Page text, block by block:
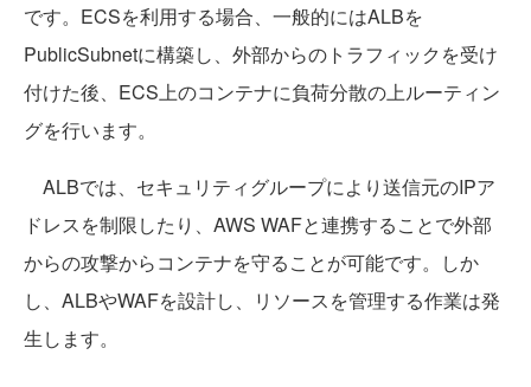
です。ECSを利用する場合、一般的にはALBを
PublicSubnetに構築し、外部からのトラフィックを受け
付けた後、ECS上のコンテナに負荷分散の上ルーティン
グを行います。
ALBでは、セキュリティグループにより送信元のIPア
ドレスを制限したり、AWS WAFと連携することで外部
からの攻撃からコンテナを守ることが可能です。しか
し、ALBやWAFを設計し、リソースを管理する作業は発
生します。